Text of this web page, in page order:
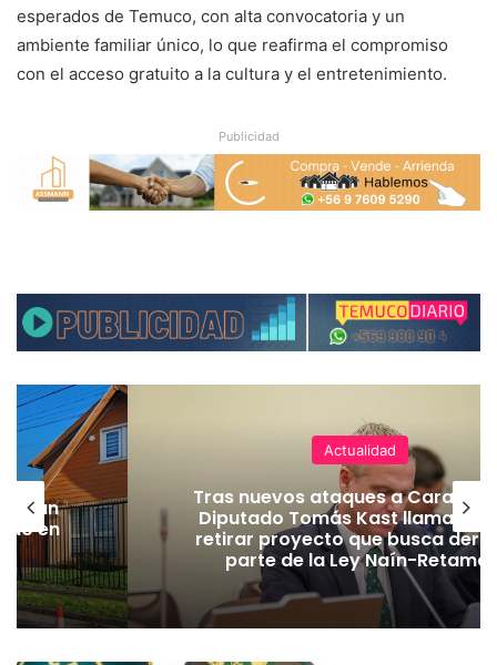
esperados de Temuco, con alta convocatoria y un
ambiente familiar único, lo que reafirma el compromiso
con el acceso gratuito a la cultura y el entretenimiento.
Publicidad
en
Actualidad
Tras nuevos ataques a
Diputado Tomás Kast llama al
retirar proyecto que busca
parte de la Ley Naín-Retamal